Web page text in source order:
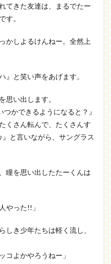
てきた友達は、まるでたー
す。
かしよるけんねー。全然上
』と笑い声をあげます。
思い出します。
かできるようになると？』
くさん転んで、たくさんす
と言いながら、サングラス
瞳を思い出したたーくんは
やった!!」
しき少年たちは軽く流し、
コよかやろうねー」